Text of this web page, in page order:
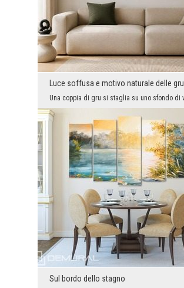
Luce soffusa e motivo naturale delle gru
Sul bordo dello stagno